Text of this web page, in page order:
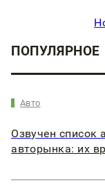
ПОПУЛЯРНОЕ
Авто
Озвучен список
авторынка: их